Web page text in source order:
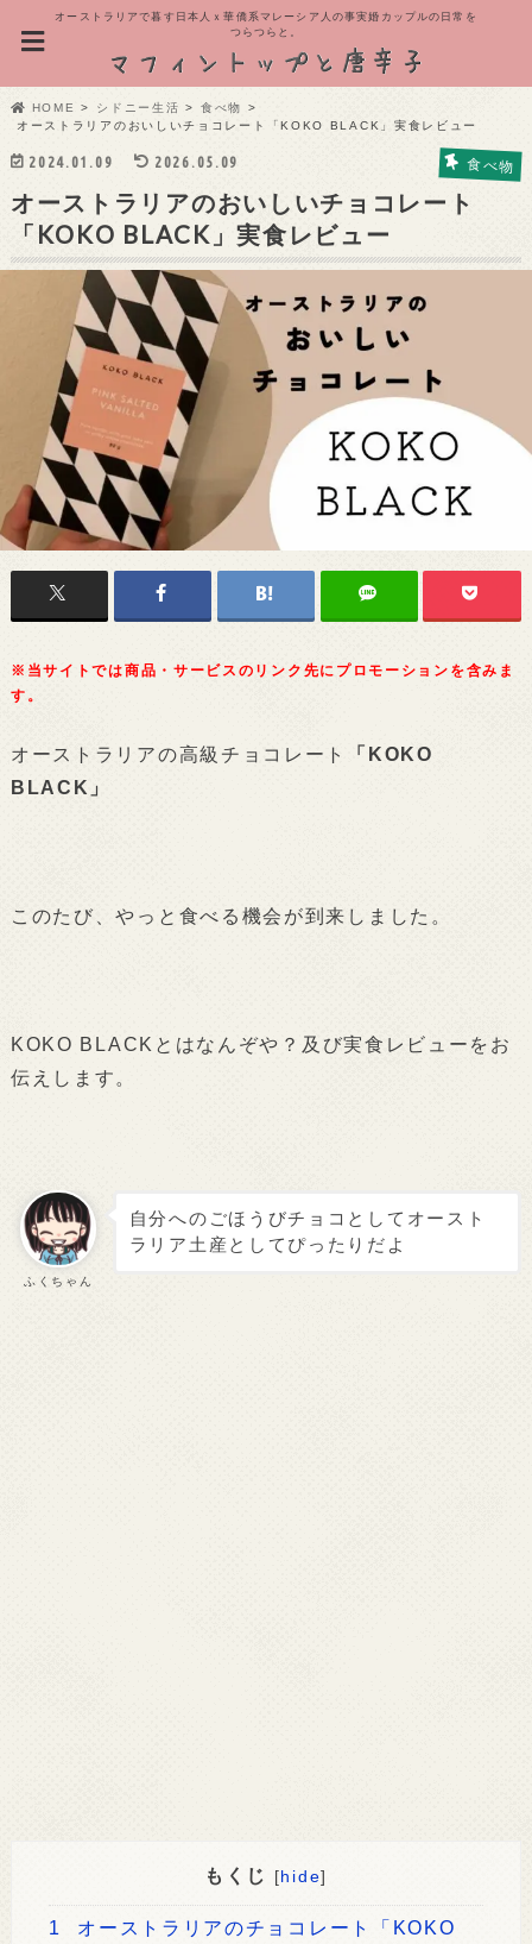
オーストラリアで暮す日本人ｘ華僑系マレーシア人の事実婚カップルの日常を
つらつらと。
HOME シドニー生活
食べ物
オーストラリアのおいしいチョコレート「KOKO BLACK」実食レビュー
2024.01.09 2026.05.09 食べ物
オーストラリアのおいしいチョコレート
「KOKO BLACK」実食レビュー
※当サイトでは商品・サービスのリンク先にプロモーションを含みま
す。
オーストラリアの高級チョコレート
「KOKO
BLACK」
このたび、やっと食べる機会が到来しました。
KOKO BLACKとはなんぞや？及び実食レビューをお
伝えします。
ふくちゃん
自分へのごほうびチョコとしてオースト
ラリア土産としてぴったりだよ
もくじ [hide]
1
オーストラリアのチョコレート「KOKO